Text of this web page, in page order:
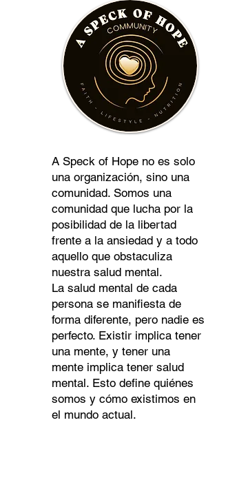
A Speck of Hope no es solo
una organización, sino una
comunidad. Somos una
comunidad que lucha por la
posibilidad de la libertad
frente a la ansiedad y a todo
aquello que obstaculiza
nuestra salud mental.
La salud mental de cada
persona se manifiesta de
forma diferente, pero nadie es
perfecto. Existir implica tener
una mente, y tener una
mente implica tener salud
mental. Esto define quiénes
somos y cómo existimos en
el mundo actual.